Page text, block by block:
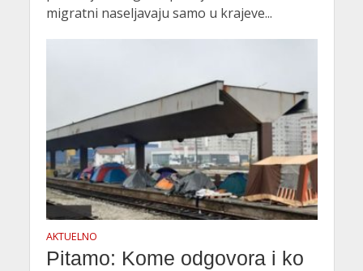
migratni naseljavaju samo u krajeve...
AKTUELNO
Pitamo: Kome odgovora i ko